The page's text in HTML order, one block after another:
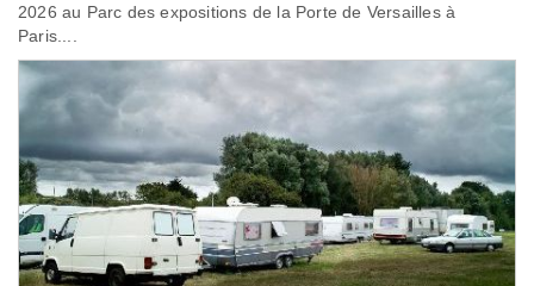
2026 au Parc des expositions de la Porte de Versailles à
Paris....